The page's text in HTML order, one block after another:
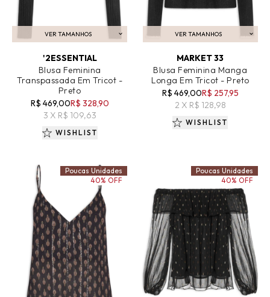
VER TAMANHOS
ADICIONAR AO CARRINHO
'2ESSENTIAL
Blusa Feminina
Transpassada Em Tricot -
Preto
R$ 469,00R$ 328,90
3 X R$ 109,63
WISHLIST
VER TAMANHOS
ADICIONAR AO CARRINHO
MARKET 33
Blusa Feminina Manga
Longa Em Tricot - Preto
R$ 469,00R$ 257,95
2 X R$ 128,98
WISHLIST
Poucas Unidades
40% OFF
Poucas Unidades
40% OFF